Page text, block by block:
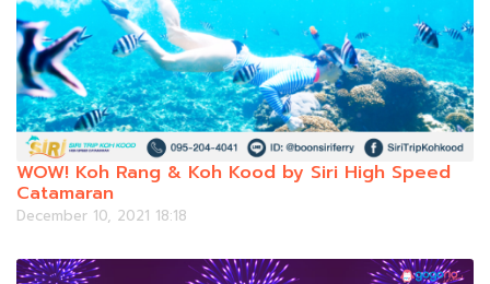
WOW! Koh Rang & Koh Kood by Siri High Speed
Catamaran
December 10, 2021 18:18